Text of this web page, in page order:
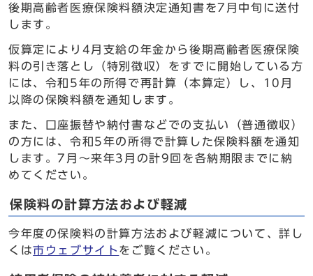
後期高齢者医療保険料額決定通知書を7月中旬に送付
します。
仮算定により4月支給の年金から後期高齢者医療保険
料の引き落とし（特別徴収）をすでに開始している方
には、令和5年の所得で再計算（本算定）し、10月
以降の保険料額を通知します。
また、口座振替や納付書などでの支払い（普通徴収）
の方には、令和5年の所得で計算した保険料額を通知
します。7月～来年3月の計9回を各納期限までに納
めてください。
保険料の計算方法および軽減
今年度の保険料の計算方法および軽減について、詳し
くは市ウェブサイト をご覧ください。